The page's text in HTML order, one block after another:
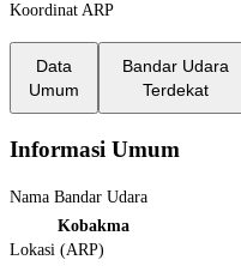
Koordinat ARP
Data
Umum
Bandar Udara
Terdekat
Informasi Umum
Nama Bandar Udara
Kobakma
Lokasi (ARP)